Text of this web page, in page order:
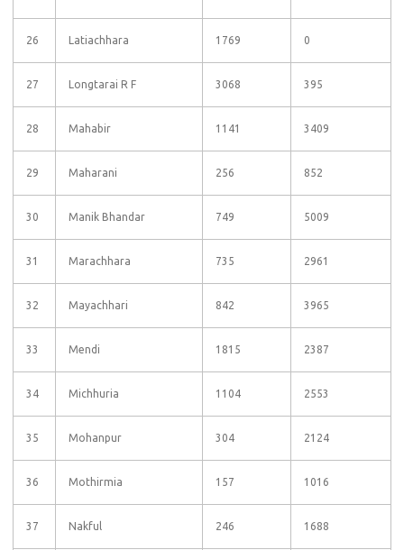
26 Latiachhara 1769 0
27 Longtarai R F 3068 395
28 Mahabir 1141 3409
29 Maharani 256 852
30 Manik Bhandar 749 5009
31 Marachhara 735 2961
32 Mayachhari 842 3965
33 Mendi 1815 2387
34 Michhuria 1104 2553
35 Mohanpur 304 2124
36 Mothirmia 157 1016
37 Nakful 246 1688